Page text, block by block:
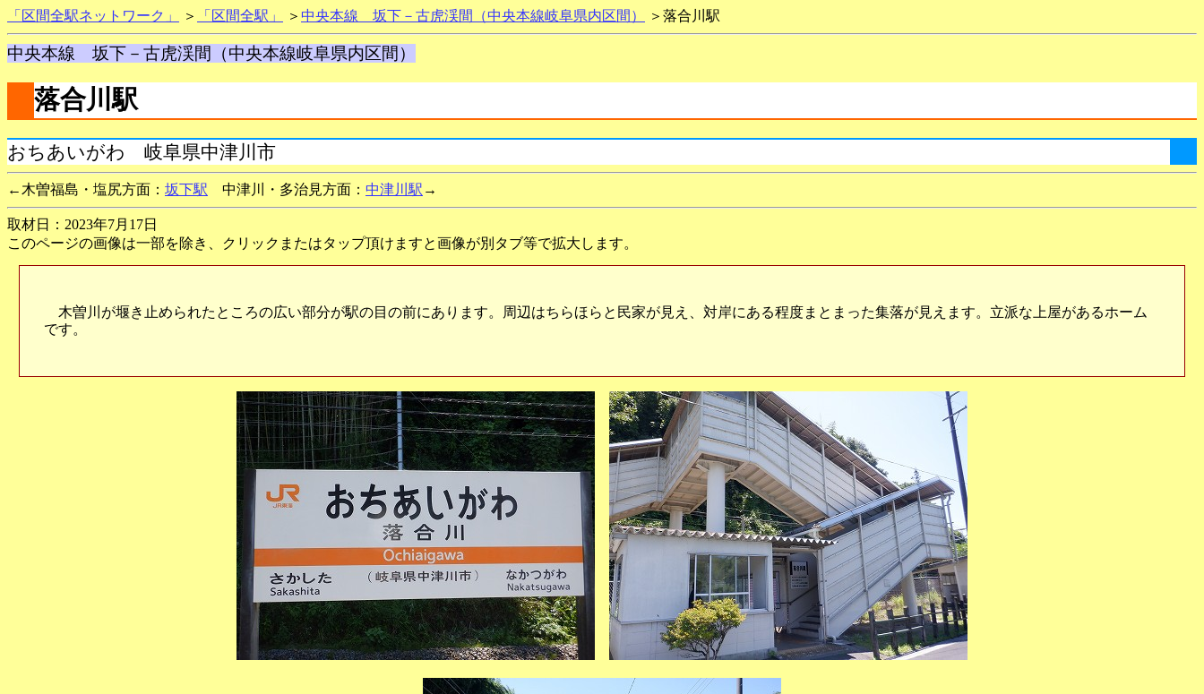
「区間全駅ネットワーク」 ＞ 「区間全駅」 ＞ 中央本線 坂下－古虎渓間（中央本線岐阜県内区間） ＞落合川駅
中央本線 坂下－古虎渓間（中央本線岐阜県内区間）
落合川駅
おちあいがわ 岐阜県中津川市
←木曽福島・塩尻方面： 坂下駅 中津川・多治見方面： 中津川駅 →
取材日：2023年7月17日
このページの画像は一部を除き、クリックまたはタップ頂けますと画像が別タブ等で拡大します。
木曽川が堰き止められたところの広い部分が駅の目の前にあります。周辺はちらほらと民家が見え、対岸にある程度まとまった集落が見えます。立派な上屋があるホーム
です。